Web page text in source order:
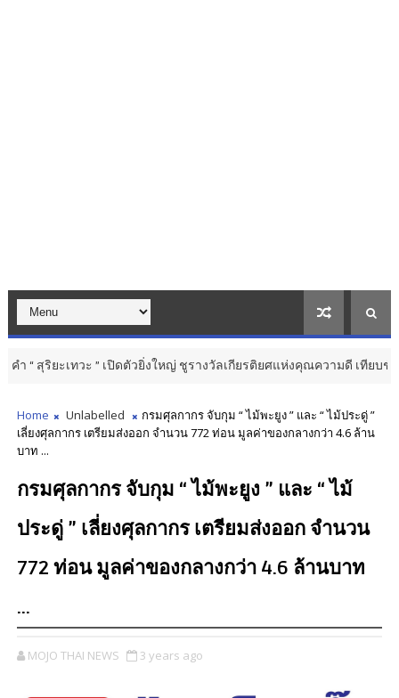
ะ ” เปิดตัวยิ่งใหญ่ ชูรางวัลเกียรติยศแห่งคุณความดี เทียบชั้นเวทีระดับสาก
Home Unlabelled
กรมศุลกากร จับกุม “ ไม้พะยูง ” และ “ ไม้ประดู่ ”
เลี่ยงศุลกากร เตรียมส่งออก จำนวน 772 ท่อน มูลค่าของกลางกว่า 4.6 ล้าน
บาท ...
กรมศุลกากร จับกุม “ ไม้พะยูง ” และ “ ไม้
ประดู่ ” เลี่ยงศุลกากร เตรียมส่งออก จำนวน
772 ท่อน มูลค่าของกลางกว่า 4.6 ล้านบาท
...
MOJO THAI NEWS 3 years ago